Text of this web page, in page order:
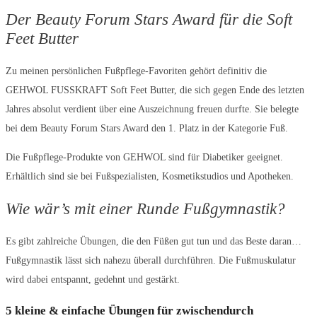
Der Beauty Forum Stars Award für die Soft
Feet Butter
Zu meinen persönlichen Fußpflege-Favoriten gehört definitiv die
GEHWOL FUSSKRAFT Soft Feet Butter, die sich gegen Ende des letzten
Jahres absolut verdient über eine Auszeichnung freuen durfte. Sie belegte
bei dem Beauty Forum Stars Award den 1. Platz in der Kategorie Fuß.
Die Fußpflege-Produkte von GEHWOL sind für Diabetiker geeignet.
Erhältlich sind sie bei Fußspezialisten, Kosmetikstudios und Apotheken.
Wie wär’s mit einer Runde Fußgymnastik?
Es gibt zahlreiche Übungen, die den Füßen gut tun und das Beste daran…
Fußgymnastik lässt sich nahezu überall durchführen. Die Fußmuskulatur
wird dabei entspannt, gedehnt und gestärkt.
5 kleine & einfache Übungen für zwischendurch